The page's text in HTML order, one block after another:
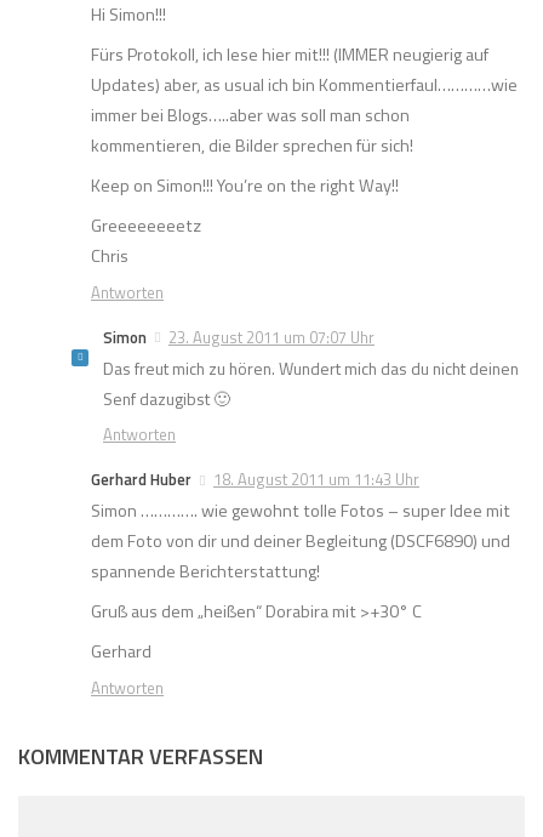
Hi Simon!!!
Fürs Protokoll, ich lese hier mit!!! (IMMER neugierig auf
Updates) aber, as usual ich bin Kommentierfaul…………wie
immer bei Blogs…..aber was soll man schon
kommentieren, die Bilder sprechen für sich!
Keep on Simon!!! You’re on the right Way!!
Greeeeeeeetz
Chris
Antworten
Simon
23. August 2011 um 07:07 Uhr
Das freut mich zu hören. Wundert mich das du nicht deinen
Senf dazugibst 🙂
Antworten
Gerhard Huber
18. August 2011 um 11:43 Uhr
Simon …………. wie gewohnt tolle Fotos – super Idee mit
dem Foto von dir und deiner Begleitung (DSCF6890) und
spannende Berichterstattung!
Gruß aus dem „heißen“ Dorabira mit >+30° C
Gerhard
Antworten
KOMMENTAR VERFASSEN